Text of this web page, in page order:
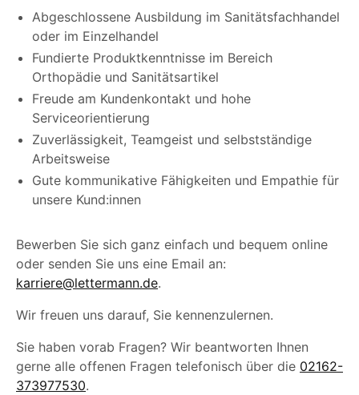
Abgeschlossene Ausbildung im Sanitätsfachhandel
oder im Einzelhandel
Fundierte Produktkenntnisse im Bereich
Orthopädie und Sanitätsartikel
Freude am Kundenkontakt und hohe
Serviceorientierung
Zuverlässigkeit, Teamgeist und selbstständige
Arbeitsweise
Gute kommunikative Fähigkeiten und Empathie für
unsere Kund:innen
Bewerben Sie sich ganz einfach und bequem online
oder senden Sie uns eine Email an:
karriere@lettermann.de.
Wir freuen uns darauf, Sie kennenzulernen.
Sie haben vorab Fragen? Wir beantworten Ihnen
gerne alle offenen Fragen telefonisch über die 02162-
373977530.